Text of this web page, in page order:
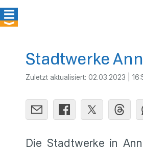
Stadtwerke
Zuletzt aktualisiert: 02.03.2023 |
Die Stadtwerke in